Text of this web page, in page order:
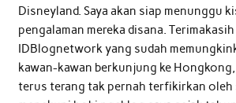
Disneyland. Saya akan siap menunggu
pengalaman mereka disana. Terimakasih
IDBlognetwork yang sudah
kawan-kawan berkunjung ke
terus terang tak pernah terfikirkan oleh